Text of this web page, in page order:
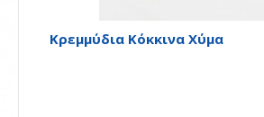
Κρεμμύδια Κόκκινα Χύμα